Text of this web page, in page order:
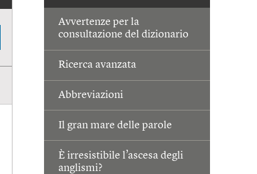
Avvertenze per la
consultazione del dizionario
Ricerca avanzata
Abbreviazioni
Il gran mare delle parole
È irresistibile l’ascesa degli
anglismi?